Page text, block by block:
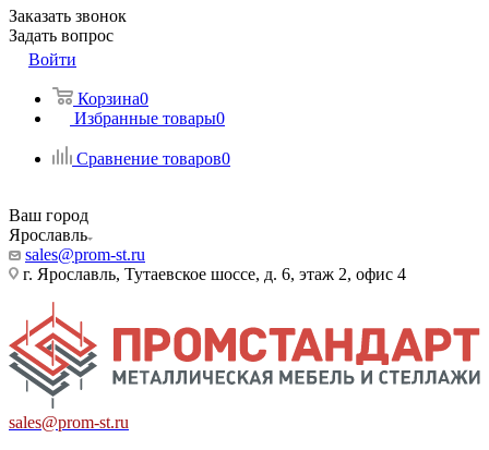
Заказать звонок
Задать вопрос
Войти
Корзина0
Избранные товары0
Сравнение товаров0
Ваш город
Ярославль
sales@prom-st.ru
г. Ярославль, Тутаевское шоссе, д. 6, этаж 2, офис 4
sales@prom-st.ru